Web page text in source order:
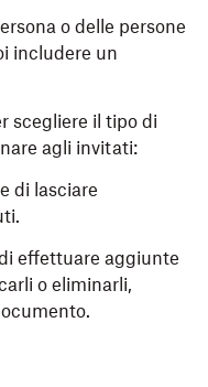
o delle persone
includere un
scegliere il tipo di
agli invitati:
di lasciare
effettuare aggiunte
o eliminarli,